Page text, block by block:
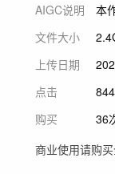
AIGC说明
本
文件大小
上传日期
点击
购买
36
商业使用请购